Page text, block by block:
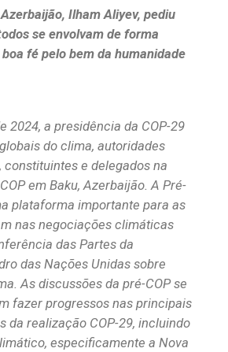
Ilham Aliyev, pediu
se envolvam de forma
fé pelo bem da humanidade
2024, a presidência da COP-29
do clima, autoridades
constituintes e delegados na
em Baku, Azerbaijão. A Pré-
plataforma importante para as
nas negociações climáticas
das Partes da
das Nações Unidas sobre
As discussões da pré-COP se
fazer progressos nas principais
da realização COP-29, incluindo
especificamente a Nova